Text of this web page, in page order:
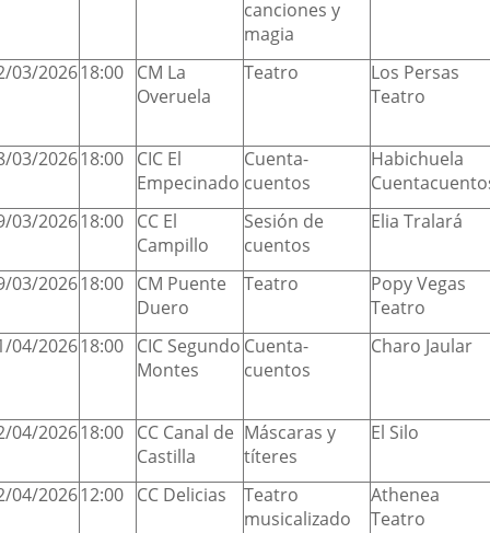
canciones y
magia
03/202618:00 CM La
Overuela
Teatro
Los Persas
Teatro
03/202618:00 CIC El
Empecinado
Cuenta-
cuentos
Habichuela
03/202618:00 CC El
Campillo
Sesión de
cuentos
Elia Tralará
03/202618:00 CM Puente
Duero
Teatro
Popy Vegas
Teatro
04/202618:00 CIC Segundo
Montes
Cuenta-
cuentos
Charo Jaular
04/202618:00 CC Canal de
Castilla
Máscaras y
títeres
El Silo
04/202612:00 CC Delicias
Teatro
musicalizado
Athenea
Teatro